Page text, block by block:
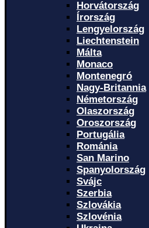
Horvátország
Írország
Lengyelország
Liechtenstein
Málta
Monaco
Montenegró
Nagy-Britannia
Németország
Olaszország
Oroszország
Portugália
Románia
San Marino
Spanyolország
Svájc
Szerbia
Szlovákia
Szlovénia